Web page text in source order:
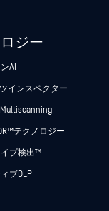
ジー
AI
インスペクター
テクノロジー
プ検出™
ブDLP